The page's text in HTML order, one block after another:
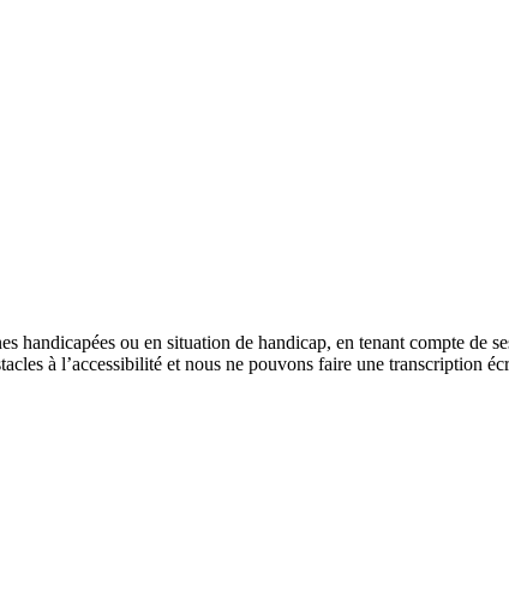
ou en situation de handicap, en tenant compte de
à l’accessibilité et nous ne pouvons faire une transcription